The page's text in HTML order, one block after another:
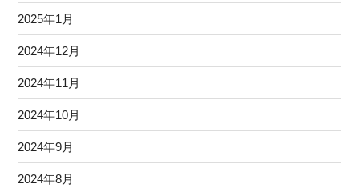
2025年1月
2024年12月
2024年11月
2024年10月
2024年9月
2024年8月